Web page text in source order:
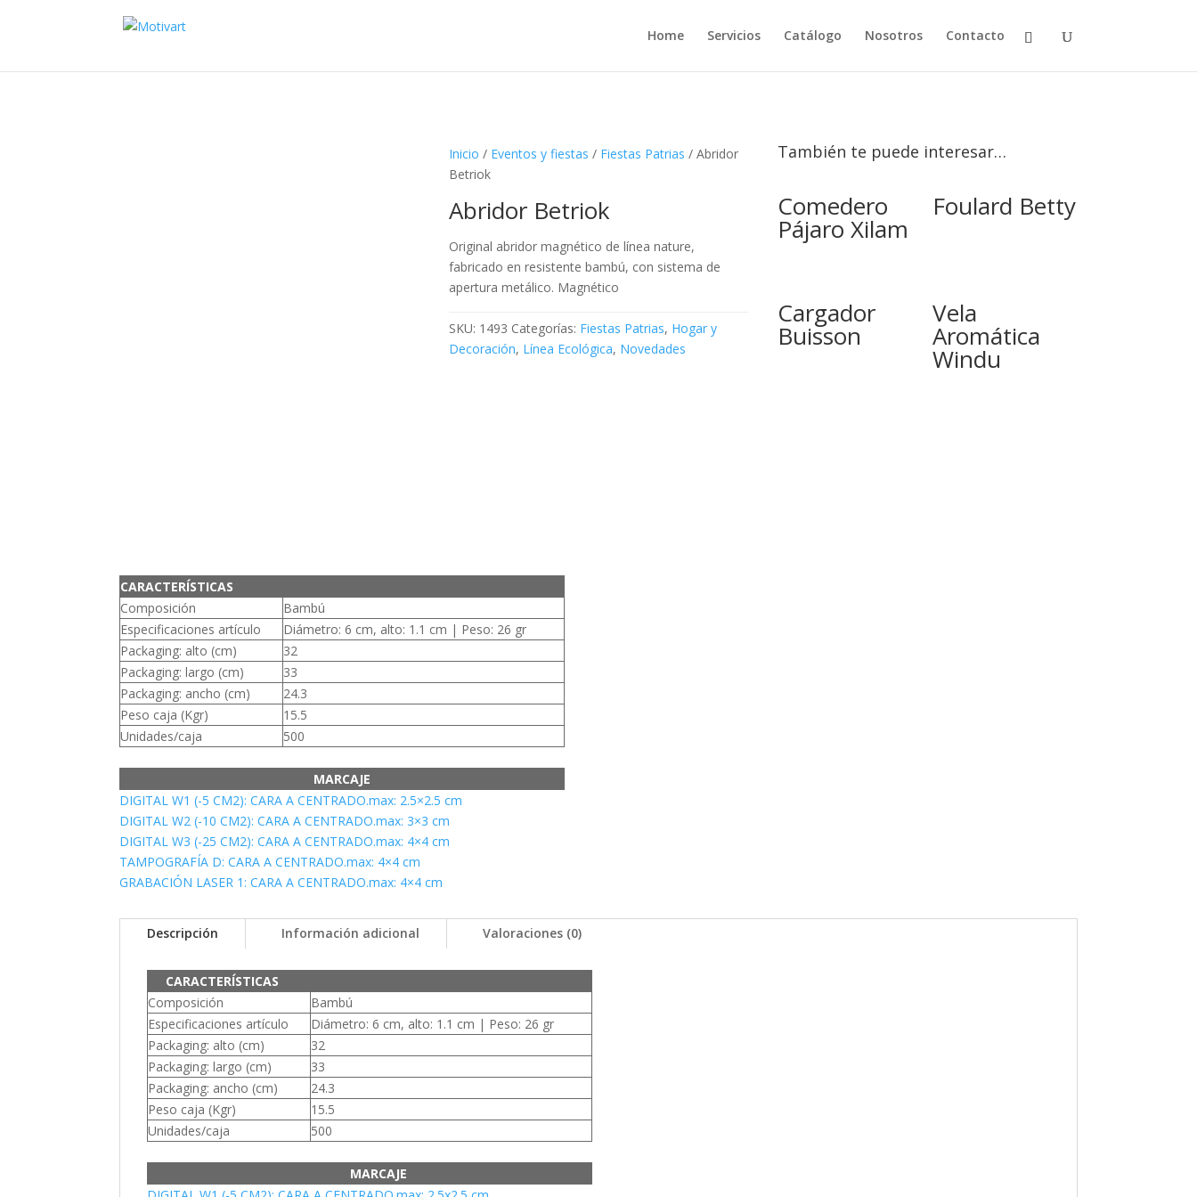
Home Servicios Catálogo Nosotros Contacto
Inicio / Eventos y fiestas / Fiestas Patrias / Abridor
Betriok
Abridor Betriok
Original abridor magnético de línea nature,
fabricado en resistente bambú, con sistema de
apertura metálico. Magnético
SKU: 1493 Categorías: Fiestas Patrias, Hogar y
Decoración, Línea Ecológica, Novedades
También te puede interesar…
Comedero
Pájaro Xilam
Foulard Betty
Cargador
Buisson
Vela
Aromática
Windu
CARACTERÍSTICAS
Composición
Bambú
Especificaciones artículo
Diámetro: 6 cm, alto: 1.1 cm | Peso: 26 gr
Packaging: alto (cm)
32
Packaging: largo (cm)
33
Packaging: ancho (cm)
24.3
Peso caja (Kgr)
15.5
Unidades/caja
500
MARCAJE
DIGITAL W1 (-5 CM2): CARA A CENTRADO.max: 2.5×2.5 cm
DIGITAL W2 (-10 CM2): CARA A CENTRADO.max: 3×3 cm
DIGITAL W3 (-25 CM2): CARA A CENTRADO.max: 4×4 cm
TAMPOGRAFÍA D: CARA A CENTRADO.max: 4×4 cm
GRABACIÓN LASER 1: CARA A CENTRADO.max: 4×4 cm
Descripción Información adicional Valoraciones (0)
CARACTERÍSTICAS
Composición
Bambú
Especificaciones artículo
Diámetro: 6 cm, alto: 1.1 cm | Peso: 26 gr
Packaging: alto (cm)
32
Packaging: largo (cm)
33
Packaging: ancho (cm)
24.3
Peso caja (Kgr)
15.5
Unidades/caja
500
MARCAJE